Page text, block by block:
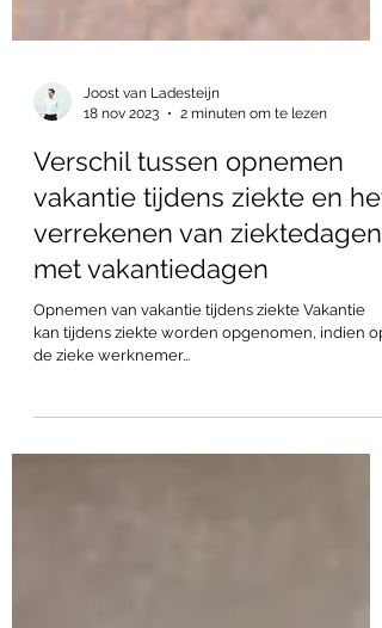
Joost van Ladesteijn
18 nov 2023
2 minuten om te lezen
Verschil tussen opnemen
vakantie tijdens ziekte en het
verrekenen van ziektedagen
met vakantiedagen
de zieke werknemer...